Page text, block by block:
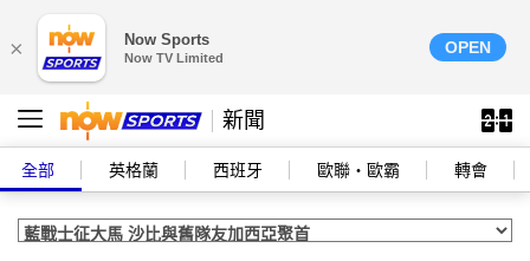
× Now Sports
Now TV Limited
OPEN
新聞
全部 英格蘭 西班牙 歐聯‧歐霸 轉會